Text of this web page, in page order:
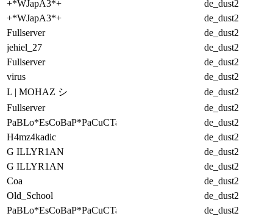
+*WJapA3*+
de_dust2
+*WJapA3*+
de_dust2
Fullserver
de_dust2
jehiel_27
de_dust2
Fullserver
de_dust2
virus
de_dust2
L | MOHAZ シ
de_dust2
Fullserver
de_dust2
PaBLo*EsCoBaP*PaCuCTa
de_dust2
H4mz4kadic
de_dust2
G ILLYR1AN
de_dust2
G ILLYR1AN
de_dust2
Coa
de_dust2
Old_School
de_dust2
PaBLo*EsCoBaP*PaCuCTa
de_dust2